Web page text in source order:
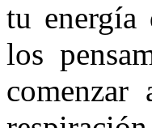
tu energía
los